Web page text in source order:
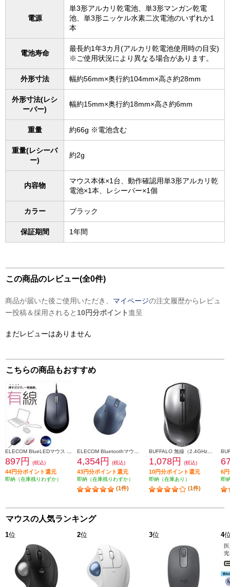
電源
単3形アルカリ乾電池、単3形マンガン乾電
池、単3形ニッケル水素二次電池のいずれか1
本
電池寿命
最長約1年3カ月(アルカリ乾電池使用時の目安)
※ご使用状況により異なる場合があります。
外形寸法 幅約56mm×奥行約104mm×高さ約28mm
外形寸法(レシ
ーバー)
幅約15mm×奥行約18mm×高さ約6mm
重量 約66g ※電池含む
重量(レシーバ
ー)
約2g
内容物
マウス本体×1台、動作確認用単3形アルカリ乾
電池×1本、レシーバー×1個
カラー ブラック
保証期間 1年間
この商品のレビュー(全0件)
商品が届いた後ご使用いただき、 マイページの注文履歴からレビュ
ー投稿＆採用されると 10円分ポイント進呈
まだレビューはありません
こちらの商品もおすすめ
897円 (税込)
44円分ポイント還元
即納（在庫残りわずか）
4,354円 (税込)
43円分ポイント還元
即納（在庫残りわずか）
(1件)
1,078円 (税込)
10円分ポイント還元
即納（在庫あり）
(1件)
6
即
マウスの人気ランキング
1位 2位 3位 4